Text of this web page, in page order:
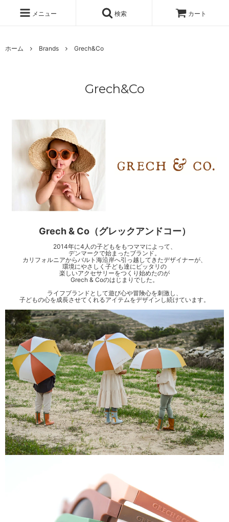
メニュー 検索 カート
ホーム Brands Grech&Co
Grech&Co
Grech & Co（グレックアンドコー）
2014年に4人の子どもをもつママによって、
デンマークで始まったブランド。
カリフォルニアからバルト海沿岸へ引っ越してきたデザイナーが、
環境にやさしく子ども達にピッタリの
楽しいアクセサリーをつくり始めたのが
Grech & Coのはじまりでした。
ライフブランドとして遊び心や冒険心を刺激し、
子どもの心を成長させてくれるアイテムをデザインし続けています。